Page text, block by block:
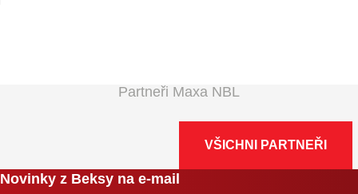
Partneři Maxa NBL
VŠICHNI PARTNEŘI
Novinky z Beksy na e-mail